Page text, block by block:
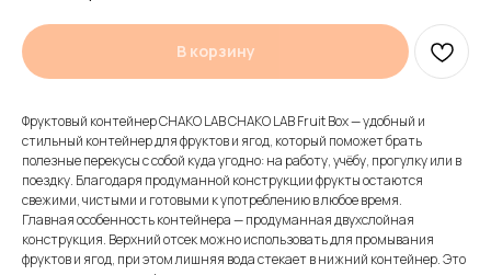
В корзину
Фруктовый контейнер CHAKO LAB CHAKO LAB Fruit Box — удобный и
стильный контейнер для фруктов и ягод, который поможет брать
полезные перекусы с собой куда угодно: на работу, учёбу, прогулку или в
поездку. Благодаря продуманной конструкции фрукты остаются
свежими, чистыми и готовыми к употреблению в любое время.
Главная особенность контейнера — продуманная двухслойная
конструкция. Верхний отсек можно использовать для промывания
фруктов и ягод, при этом лишняя вода стекает в нижний контейнер. Это